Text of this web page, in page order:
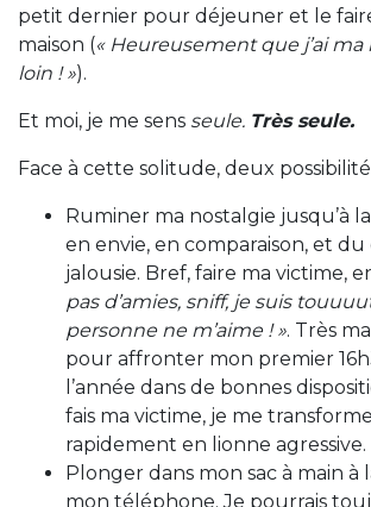
petit dernier pour déjeuner et le
maison (« Heureusement que j’ai ma
loin ! »).
Et moi, je me sens seule. Très seule.
Face à cette solitude, deux
Ruminer ma nostalgie jusqu’à
en envie, en comparaison, et du
jalousie. Bref, faire ma victime,
pas d’amies, sniff, je suis
personne ne m’aime ! ». Très
pour affronter mon premier
l’année dans de bonnes
fais ma victime, je me
rapidement en lionne agressive.
Plonger dans mon sac à main à
mon téléphone. Je pourrais